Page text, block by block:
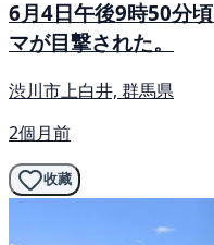
6月4日午後9時50分
マが目撃された。
渋川市上白井, 群馬県
2個月前
收藏